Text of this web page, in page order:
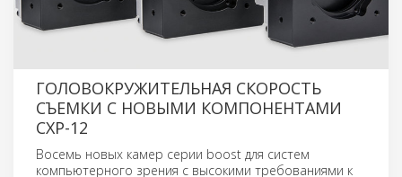
ГОЛОВОКРУЖИТЕЛЬНАЯ СКОРОСТЬ
СЪЕМКИ С НОВЫМИ КОМПОНЕНТАМИ
CXP-12
Восемь новых камер серии boost для систем
компьютерного зрения с высокими требованиями к